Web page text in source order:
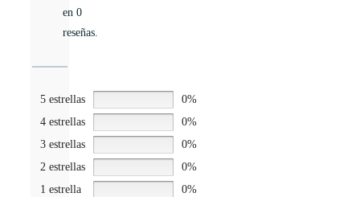
en 0
reseñas.
5 estrellas
0%
4 estrellas
0%
3 estrellas
0%
2 estrellas
0%
1 estrella
0%